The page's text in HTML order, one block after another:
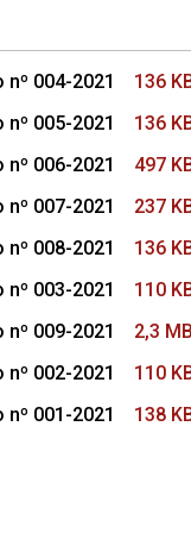
004-2021
136
005-2021
136
006-2021
497
007-2021
237
008-2021
136
003-2021
110
009-2021
2,3 MB
002-2021
110
001-2021
138